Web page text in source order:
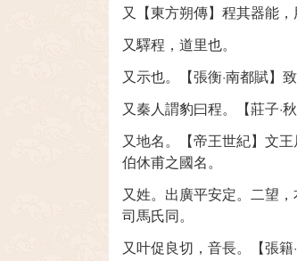
又【東方朔傳】程其器能，
又驛程，道里也。
又示也。【張衡·南都賦】致
又秦人謂豹曰程。【莊子·
又地名。【帝王世紀】文王
伯休甫之國名。
又姓。出廣平安定。二望
司馬氏同。
又叶促良切，音長。【張